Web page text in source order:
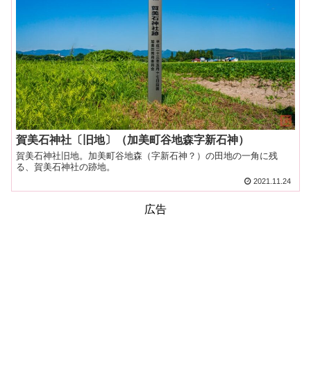
賀美石神社〔旧地〕（加美町谷地森字新石神）
賀美石神社旧地。加美町谷地森（字新石神？）の田地の一角に残
る、賀美石神社の跡地。
2021.11.24
広告